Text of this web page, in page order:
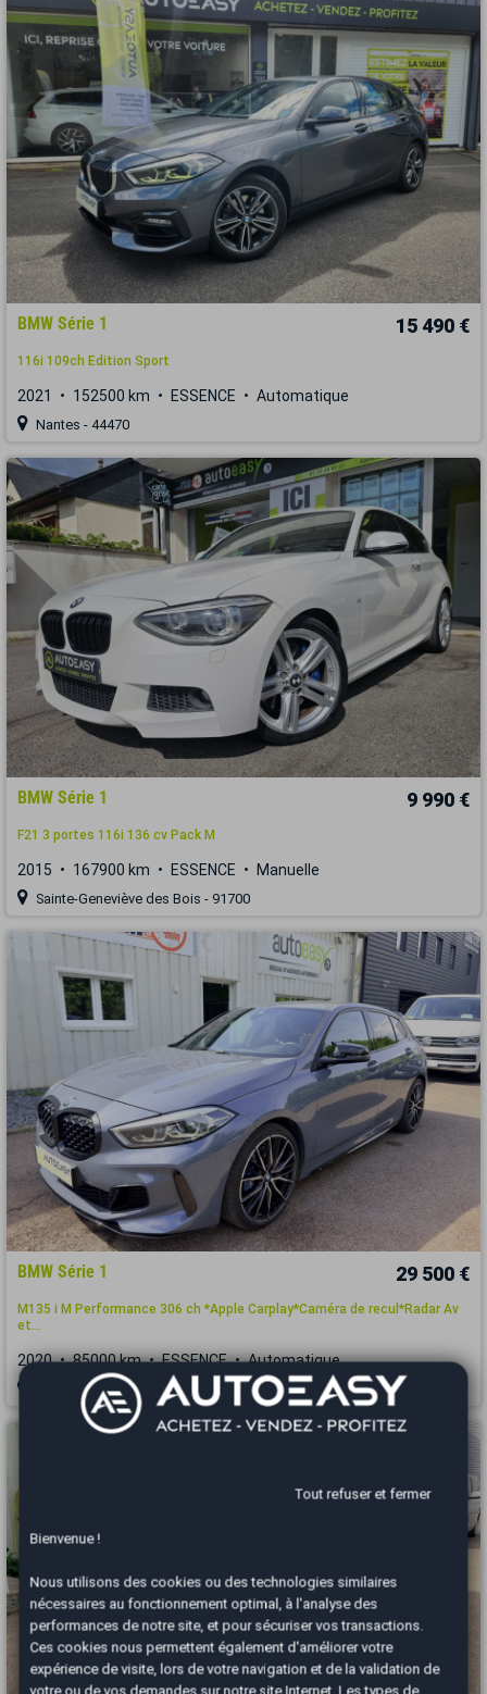
BMW Série 1 15 490 €
116i 109ch Edition Sport
2021 152500 km ESSENCE Automatique
Nantes - 44470
BMW Série 1 9 990 €
F21 3 portes 116i 136 cv Pack M
2015 167900 km ESSENCE Manuelle
Sainte-Geneviève des Bois - 91700
BMW Série 1 29 500 €
M135 i M Performance 306 ch *Apple Carplay*Caméra de recul*Radar Av
et...
2020 85000 km ESSENCE Automatique
Thionville - 57100
Tout refuser et fermer
Bienvenue !
Nous utilisons des cookies ou des technologies similaires
nécessaires au fonctionnement optimal, à l'analyse des
performances de notre site, et pour sécuriser vos transactions.
Ces cookies nous permettent également d'améliorer votre
expérience de visite, lors de votre navigation et de la validation de
votre ou de vos demandes sur notre site Internet. Les types de